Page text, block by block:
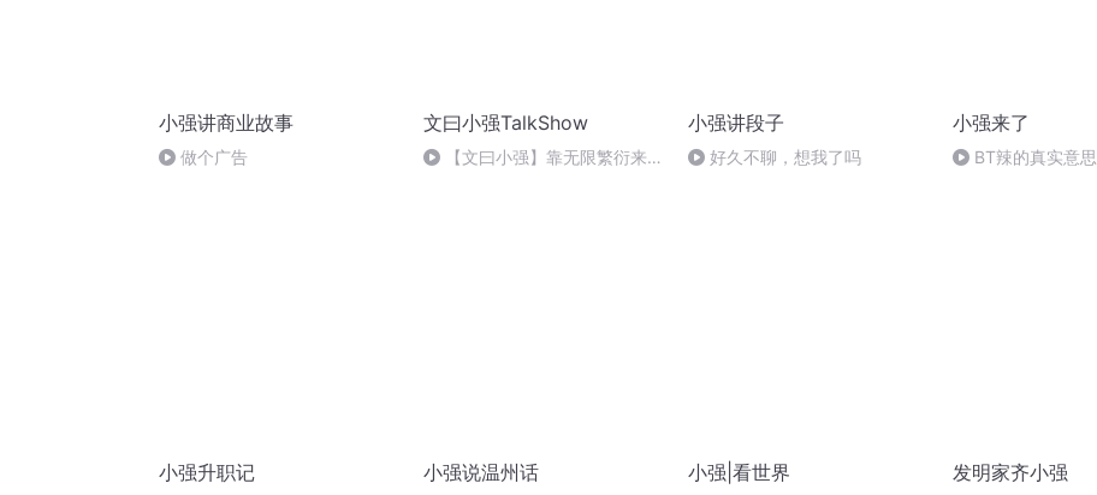
小强讲商业故事
做个广告
文曰小强TalkShow
【文曰小强】靠无限繁衍来统
小强讲段子
好久不聊，想我了吗
小强来了
BT辣的真实意思
小强升职记 小强说温州话 小强|看世界 发明家齐小强